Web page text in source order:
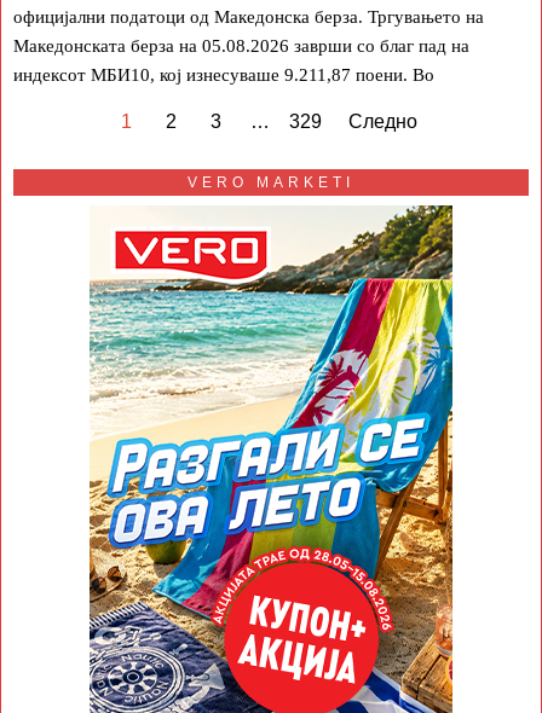
официјални податоци од Македонска берза. Тргувањето на
Македонската берза на 05.08.2026 заврши со благ пад на
индексот МБИ10, кој изнесуваше 9.211,87 поени. Во
1 2 3 … 329 Следно
VERO MARKETI